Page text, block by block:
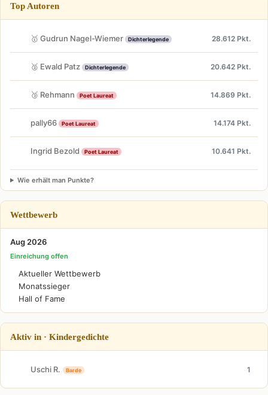
Top Autoren
🥇 Gudrun Nagel-Wiemer Dichterlegende 28.612 Pkt.
🥈 Ewald Patz Dichterlegende 20.642 Pkt.
🥉 Rehmann Poet Laureat 14.869 Pkt.
pally66 Poet Laureat 14.174 Pkt.
Ingrid Bezold Poet Laureat 10.641 Pkt.
Wie erhält man Punkte?
Wettbewerb
Aug 2026
Einreichung offen
Aktueller Wettbewerb
Monatssieger
Hall of Fame
Aktiv in · Kindergedichte
Uschi R. Barde 1